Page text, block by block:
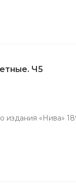
Ч5
издания «Нива»